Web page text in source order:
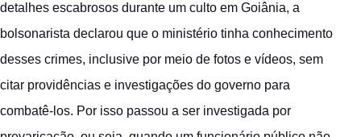
detalhes escabrosos durante um culto em Goiânia, a
bolsonarista declarou que o ministério tinha conhecimento
desses crimes, inclusive por meio de fotos e vídeos, sem
citar providências e investigações do governo para
combatê-los. Por isso passou a ser investigada por